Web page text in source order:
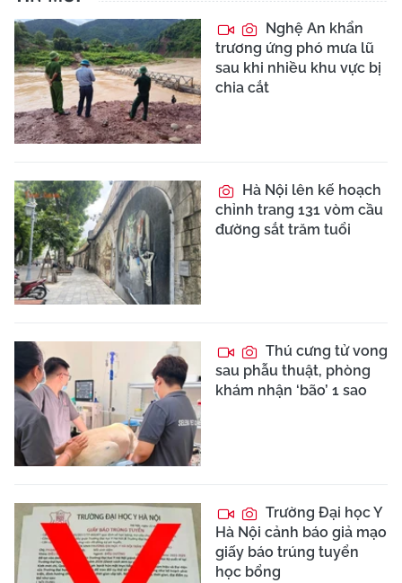
Nghệ An khẩn
trương ứng phó mưa lũ
sau khi nhiều khu vực bị
chia cắt
Hà Nội lên kế hoạch
chỉnh trang 131 vòm cầu
đường sắt trăm tuổi
Thú cưng tử vong
sau phẫu thuật, phòng
khám nhận ‘bão’ 1 sao
Trường Đại học Y
Hà Nội cảnh báo giả mạo
giấy báo trúng tuyển
học bổng